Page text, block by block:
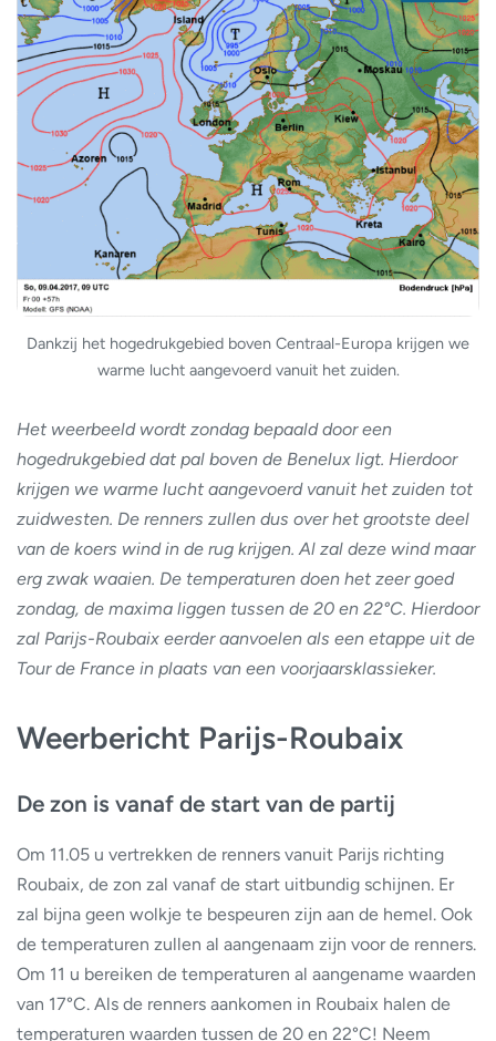
Dankzij het hogedrukgebied boven Centraal-Europa krijgen we
warme lucht aangevoerd vanuit het zuiden.
Het weerbeeld wordt zondag bepaald door een
hogedrukgebied dat pal boven de Benelux ligt. Hierdoor
krijgen we warme lucht aangevoerd vanuit het zuiden tot
zuidwesten. De renners zullen dus over het grootste deel
van de koers wind in de rug krijgen. Al zal deze wind maar
erg zwak waaien. De temperaturen doen het zeer goed
zondag, de maxima liggen tussen de 20 en 22°C. Hierdoor
zal Parijs-Roubaix eerder aanvoelen als een etappe uit de
Tour de France in plaats van een voorjaarsklassieker.
Weerbericht Parijs-Roubaix
De zon is vanaf de start van de partij
Om 11.05 u vertrekken de renners vanuit Parijs richting
Roubaix, de zon zal vanaf de start uitbundig schijnen. Er
zal bijna geen wolkje te bespeuren zijn aan de hemel. Ook
de temperaturen zullen al aangenaam zijn voor de renners.
Om 11 u bereiken de temperaturen al aangename waarden
van 17°C. Als de renners aankomen in Roubaix halen de
temperaturen waarden tussen de 20 en 22°C! Neem